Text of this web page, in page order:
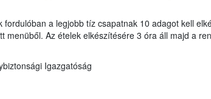
fordulóban a legjobb tíz csapatnak 10 adagot kell
menüből. Az ételek elkészítésére 3 óra áll majd a
Igazgatóság